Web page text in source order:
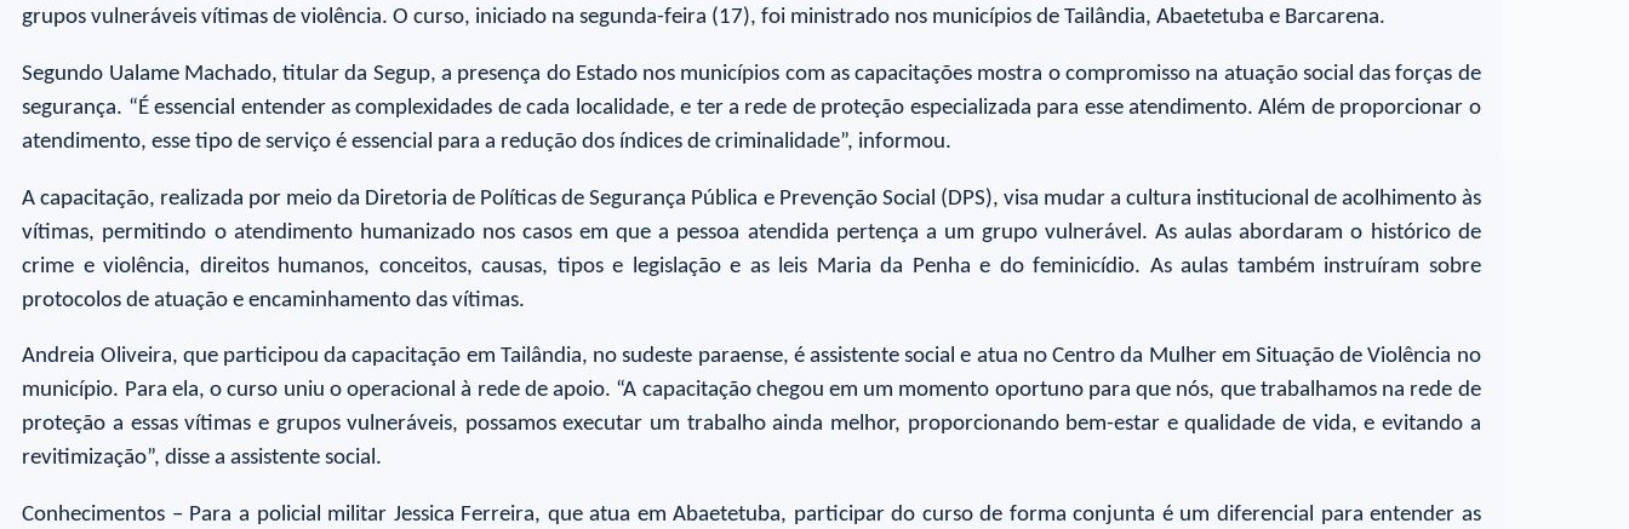
grupos vulneráveis vítimas de violência. O curso, iniciado na segunda-feira (17), foi ministrado nos municípios de Tailândia, Abaetetuba e Barcarena.
Segundo Ualame Machado, titular da Segup, a presença do Estado nos municípios com as capacitações mostra o compromisso na atuação social das forças de
segurança. “É essencial entender as complexidades de cada localidade, e ter a rede de proteção especializada para esse atendimento. Além de proporcionar o
atendimento, esse tipo de serviço é essencial para a redução dos índices de criminalidade”, informou.
A capacitação, realizada por meio da Diretoria de Políticas de Segurança Pública e Prevenção Social (DPS), visa mudar a cultura institucional de acolhimento às
vítimas, permitindo o atendimento humanizado nos casos em que a pessoa atendida pertença a um grupo vulnerável. As aulas abordaram o histórico de
crime e violência, direitos humanos, conceitos, causas, tipos e legislação e as leis Maria da Penha e do feminicídio. As aulas também instruíram sobre
protocolos de atuação e encaminhamento das vítimas.
Andreia Oliveira, que participou da capacitação em Tailândia, no sudeste paraense, é assistente social e atua no Centro da Mulher em Situação de Violência no
município. Para ela, o curso uniu o operacional à rede de apoio. “A capacitação chegou em um momento oportuno para que nós, que trabalhamos na rede de
proteção a essas vítimas e grupos vulneráveis, possamos executar um trabalho ainda melhor, proporcionando bem-estar e qualidade de vida, e evitando a
revitimização”, disse a assistente social.
Conhecimentos – Para a policial militar Jessica Ferreira, que atua em Abaetetuba, participar do curso de forma conjunta é um diferencial para entender as